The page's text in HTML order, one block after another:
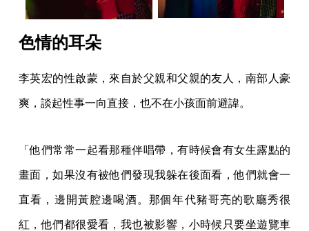
色情的耳朵
李英宏的性啟蒙，來自於父親和父親的友人，南部人豪
爽，談起性事一向直接，也不在小孩面前避諱。
「他們常常一起看那種伴唱帶，有時候會有女生露點的
畫面，如果沒有被他們發現我躲在後面看，他們就會一
直看，邊開黃腔邊喝酒。那個年代豬哥亮的歌廳秀很
紅，他們都很愛看，我也被影響，小時候只要坐遊覽車